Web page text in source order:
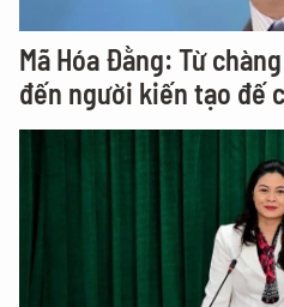
Mã Hóa Đằng: Từ
đến người kiến tạo đế